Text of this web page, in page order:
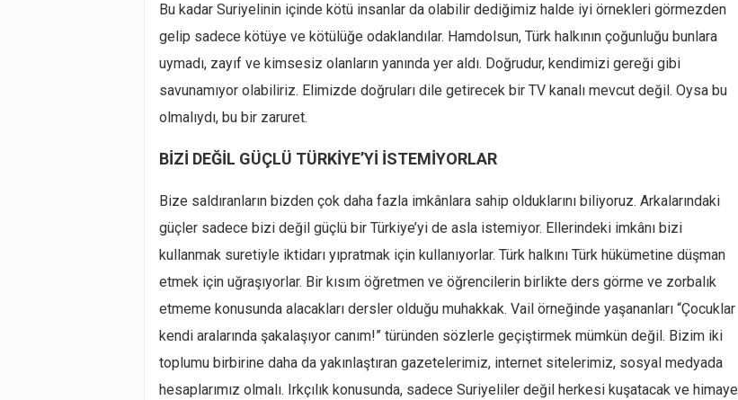
Bu kadar Suriyelinin içinde kötü insanlar da olabilir dediğimiz halde iyi örnekleri görmezden
gelip sadece kötüye ve kötülüğe odaklandılar. Hamdolsun, Türk halkının çoğunluğu bunlara
uymadı, zayıf ve kimsesiz olanların yanında yer aldı. Doğrudur, kendimizi gereği gibi
savunamıyor olabiliriz. Elimizde doğruları dile getirecek bir TV kanalı mevcut değil. Oysa bu
olmalıydı, bu bir zaruret.
BİZİ DEĞİL GÜÇLÜ TÜRKİYE’Yİ İSTEMİYORLAR
Bize saldıranların bizden çok daha fazla imkânlara sahip olduklarını biliyoruz. Arkalarındaki
güçler sadece bizi değil güçlü bir Türkiye’yi de asla istemiyor. Ellerindeki imkânı bizi
kullanmak suretiyle iktidarı yıpratmak için kullanıyorlar. Türk halkını Türk hükümetine düşman
etmek için uğraşıyorlar. Bir kısım öğretmen ve öğrencilerin birlikte ders görme ve zorbalık
etmeme konusunda alacakları dersler olduğu muhakkak. Vail örneğinde yaşananları “Çocuklar
kendi aralarında şakalaşıyor canım!” türünden sözlerle geçiştirmek mümkün değil. Bizim iki
toplumu birbirine daha da yakınlaştıran gazetelerimiz, internet sitelerimiz, sosyal medyada
hesaplarımız olmalı. Irkçılık konusunda, sadece Suriyeliler değil herkesi kuşatacak ve himaye